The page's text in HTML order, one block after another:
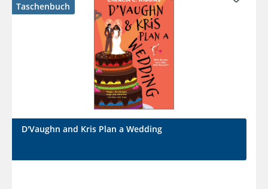
Taschenbuch
D'Vaughn and Kris Plan a Wedding